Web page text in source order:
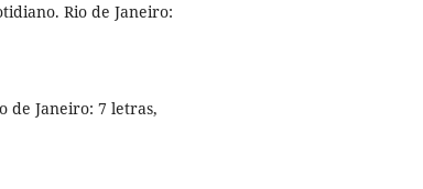
Rio de Janeiro:
de Janeiro: 7 letras,